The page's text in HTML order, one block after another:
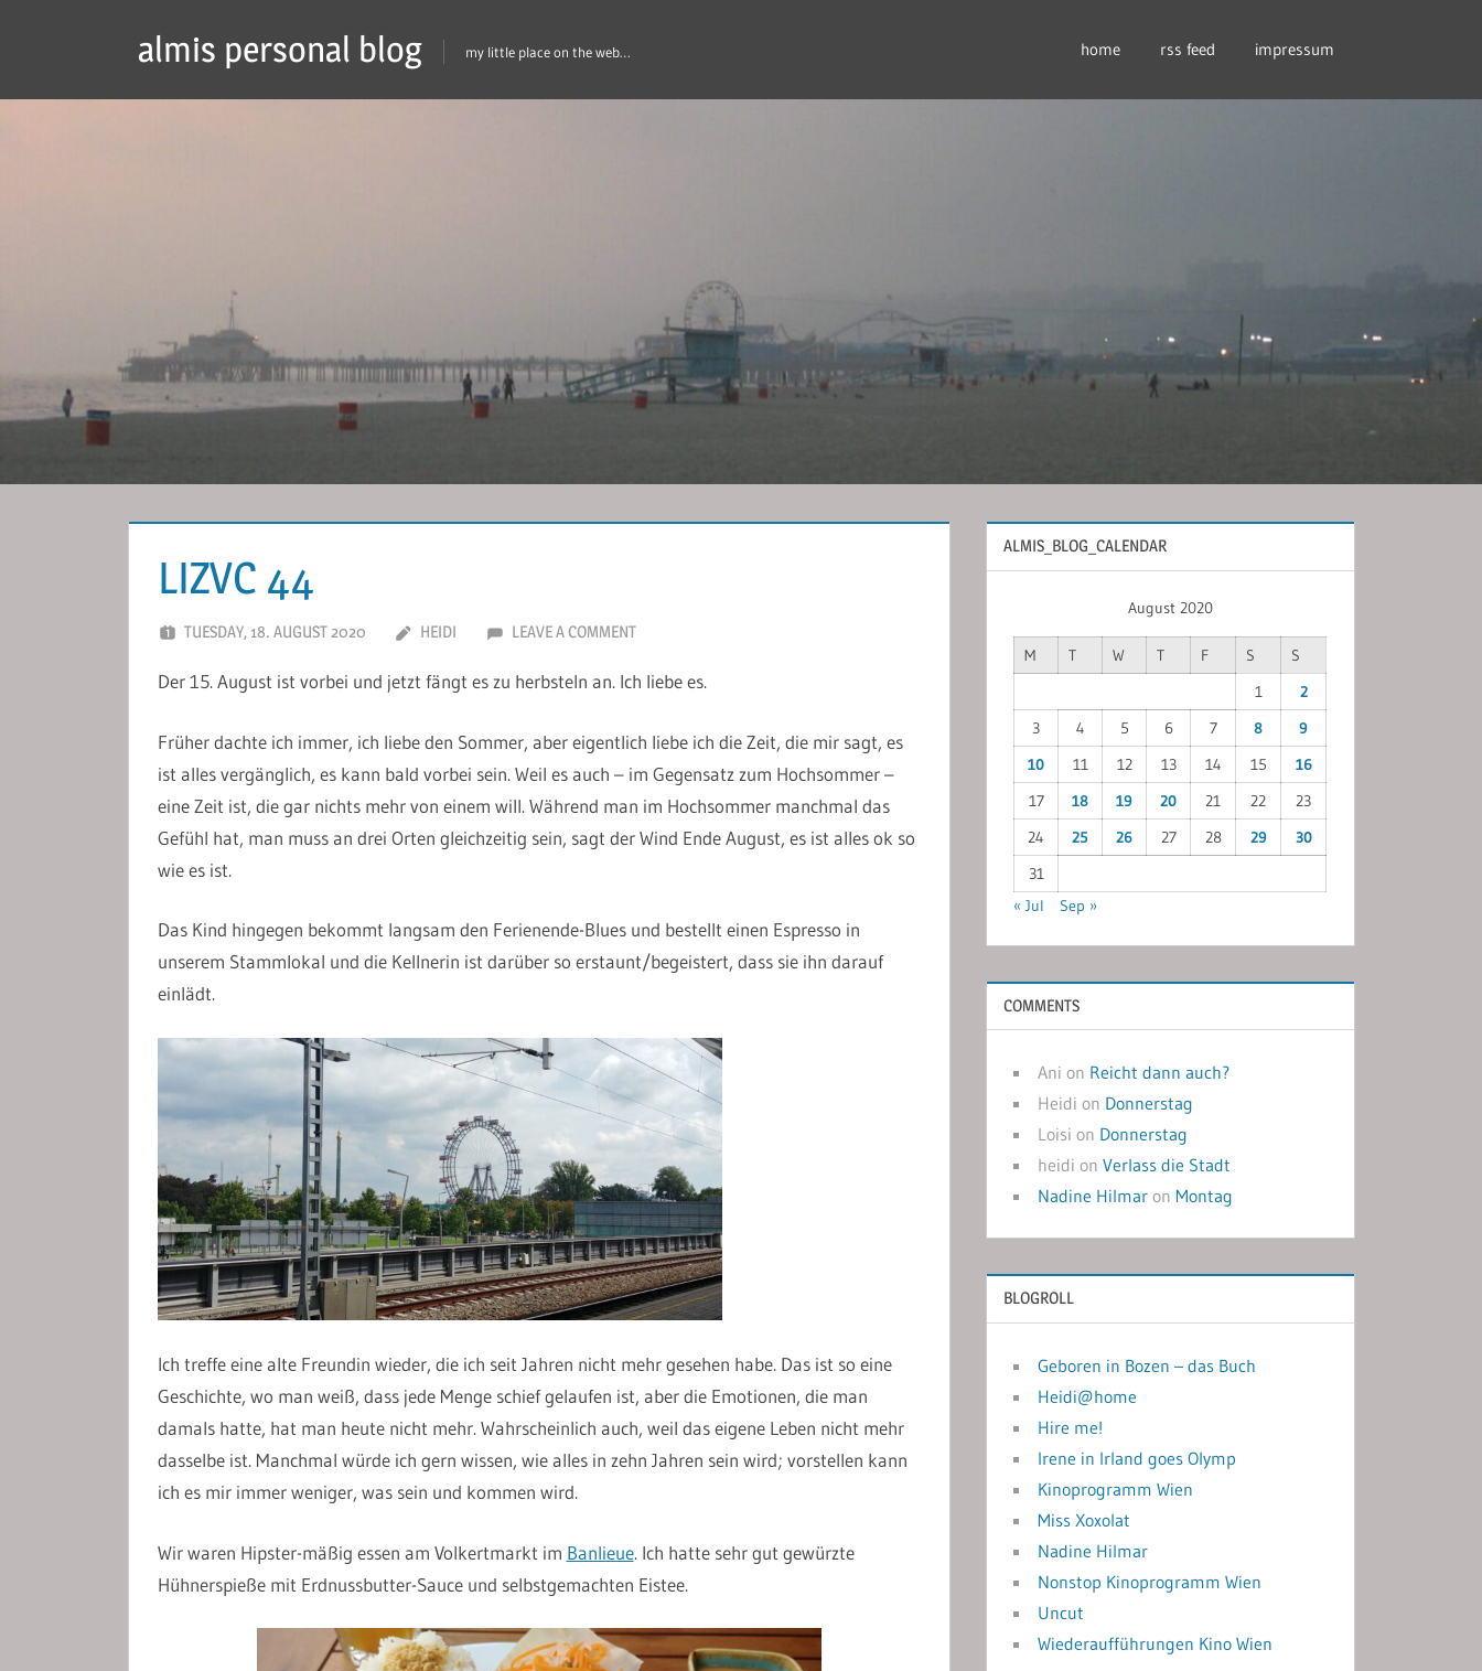
almis personal blog my little place on the web… home rss feed impressum
LIZVC 44
TUESDAY, 18. AUGUST 2020 HEIDI LEAVE A COMMENT
Der 15. August ist vorbei und jetzt fängt es zu herbsteln an. Ich liebe es.
Früher dachte ich immer, ich liebe den Sommer, aber eigentlich liebe ich die Zeit, die mir sagt, es
ist alles vergänglich, es kann bald vorbei sein. Weil es auch – im Gegensatz zum Hochsommer –
eine Zeit ist, die gar nichts mehr von einem will. Während man im Hochsommer manchmal das
Gefühl hat, man muss an drei Orten gleichzeitig sein, sagt der Wind Ende August, es ist alles ok so
wie es ist.
Das Kind hingegen bekommt langsam den Ferienende-Blues und bestellt einen Espresso in
unserem Stammlokal und die Kellnerin ist darüber so erstaunt/begeistert, dass sie ihn darauf
einlädt.
Ich treffe eine alte Freundin wieder, die ich seit Jahren nicht mehr gesehen habe. Das ist so eine
Geschichte, wo man weiß, dass jede Menge schief gelaufen ist, aber die Emotionen, die man
damals hatte, hat man heute nicht mehr. Wahrscheinlich auch, weil das eigene Leben nicht mehr
dasselbe ist. Manchmal würde ich gern wissen, wie alles in zehn Jahren sein wird; vorstellen kann
ich es mir immer weniger, was sein und kommen wird.
Wir waren Hipster-mäßig essen am Volkertmarkt im Banlieue. Ich hatte sehr gut gewürzte
Hühnerspieße mit Erdnussbutter-Sauce und selbstgemachten Eistee.
ALMIS_BLOG_CALENDAR
August 2020
M T W T F S
S
1
2
3
4 5 6 7 8
9
10
11 12 13 14 15
16
17
18 19 20 21 22
23
24
25 26 27 28 29
30
31
« Jul
Sep »
COMMENTS
Ani on Reicht dann auch?
Heidi on Donnerstag
Loisi on Donnerstag
heidi onVerlass die Stadt
Nadine Hilmar onMontag
BLOGROLL
Geboren in Bozen – das Buch
Heidi@home
Hire me!
Irene in Irland goes Olymp
Kinoprogramm Wien
Miss Xoxolat
Nadine Hilmar
Nonstop Kinoprogramm Wien
Uncut
Wiederaufführungen Kino Wien